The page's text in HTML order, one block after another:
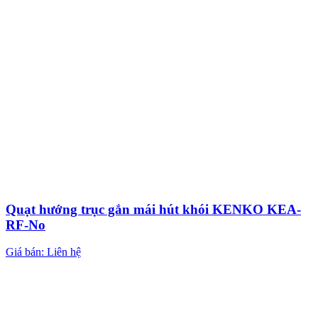
Quạt hướng trục gắn mái hút khói KENKO KEA-
RF-No
Giá bán: Liên hệ